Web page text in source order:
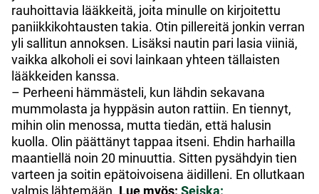
rauhoittavia lääkkeitä, joita minulle on kirjoitettu
paniikkikohtausten takia. Otin pillereitä jonkin verran
yli sallitun annoksen. Lisäksi nautin pari lasia viiniä,
vaikka alkoholi ei sovi lainkaan yhteen tällaisten
lääkkeiden kanssa.
– Perheeni hämmästeli, kun lähdin sekavana
mummolasta ja hyppäsin auton rattiin. En tiennyt,
mihin olin menossa, mutta tiedän, että halusin
kuolla. Olin päättänyt tappaa itseni. Ehdin harhailla
maantiellä noin 20 minuuttia. Sitten pysähdyin tien
varteen ja soitin epätoivoisena äidilleni. En ollutkaan
valmis lähtemään. Lue myös: Seiska: